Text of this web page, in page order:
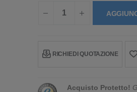
RICHIEDI QUOTAZIONE
Acquisto Protetto!